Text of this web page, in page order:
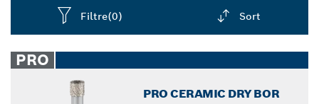
bor og drivere har integrert kjølevæskelagring for å
tillate jevn ytelse. Vakuumloddede diamanter er
Bosch diamantbor.
Filtre(0) Sort
closed
PRO
PRO CERAMIC DRY BOR